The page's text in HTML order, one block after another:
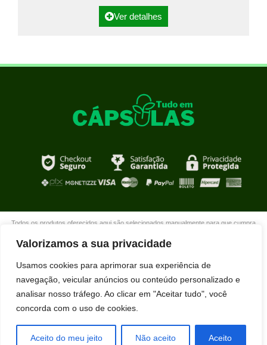
Valorizamos a sua privacidade
Usamos cookies para aprimorar sua experiência de
navegação, veicular anúncios ou conteúdo personalizado e
analisar nosso tráfego. Ao clicar em "Aceitar tudo", você
concorda com o uso de cookies.
Aceito do meu jeito Não aceito Aceito
Ver detalhes
Todos os produtos oferecidos aqui são selecionados manualmente para que cumpra
extraordinários para você que está realmente comprometido com sua mudança. Boas
Tarciso Silva Costa acabou de comprar
HIDRALISO usando nosso desconto
exclusivo.